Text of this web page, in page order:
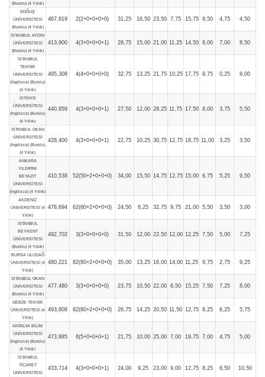
(Burslu) (4 Yıllık)
DOĞUŞ
ÜNİVERSİTESİ
(Burslu) (4 Yıllık)
467,819 2(2+0+0+0+0) 31,25 16,50 23,50 7,75 15,75 9,50 4,75 4,50
İSTANBUL AYDIN
ÜNİVERSİTESİ
(Burslu) (4 Yıllık)
413,900 4(3+0+0+0+1) 28,75 15,00 21,00 11,25 14,50 8,00 7,00 8,50
İSTANBUL
TEKNİK
ÜNİVERSİTESİ
(İngilizce) (Burslu)
(4 Yıllık)
495,308 4(4+0+0+0+0) 32,75 13,25 21,75 10,25 17,75 9,75 0,25 6,00
İSTİNYE
ÜNİVERSİTESİ
(İngilizce) (Burslu)
(4 Yıllık)
440,959 4(3+0+0+0+1) 27,50 12,00 28,25 11,75 17,50 8,00 3,75 5,50
İSTANBUL OKAN
ÜNİVERSİTESİ
(İngilizce) (Burslu)
(4 Yıllık)
428,400 4(3+0+0+0+1) 22,75 10,25 30,75 12,75 18,75 11,00 3,25 3,50
ANKARA
YILDIRIM
BEYAZIT
ÜNİVERSİTESİ
(İngilizce) (4 Yıllık)
410,538 52(50+2+0+0+0) 34,00 15,50 14,75 12,75 15,00 6,75 5,25 9,50
AKDENİZ
ÜNİVERSİTESİ (4
Yıllık)
478,694 62(60+2+0+0+0) 24,50 6,25 32,75 9,75 21,00 5,50 3,50 3,00
İSTANBUL
BEYKENT
ÜNİVERSİTESİ
(Burslu) (4 Yıllık)
492,702 3(3+0+0+0+0) 31,50 12,00 22,50 12,00 12,25 7,50 5,00 7,25
BURSA ULUDAĞ
ÜNİVERSİTESİ (4
Yıllık)
480,221 82(80+2+0+0+0) 35,00 13,25 16,00 14,00 11,25 9,75 2,75 9,25
İSTANBUL OKAN
ÜNİVERSİTESİ
(Burslu) (4 Yıllık)
477,480 3(3+0+0+0+0) 23,75 10,50 22,00 6,50 15,25 7,50 7,25 8,00
GEBZE TEKNİK
ÜNİVERSİTESİ (4
Yıllık)
493,808 82(80+2+0+0+0) 26,75 14,25 20,50 11,50 12,75 8,25 6,25 5,75
ANTALYA BİLİM
ÜNİVERSİTESİ
(İngilizce) (Burslu)
(4 Yıllık)
473,885 6(5+0+0+0+1) 21,75 10,00 25,00 7,00 19,75 7,00 4,75 5,00
İSTANBUL
TİCARET
ÜNİVERSİTESİ
433,714 4(3+0+0+0+1) 24,00 9,25 23,00 9,00 12,75 8,25 6,50 10,50